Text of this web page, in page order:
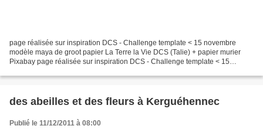
page réalisée sur inspiration DCS - Challenge template < 15 novembre
modèle maya de groot papier La Terre la Vie DCS (Talie) + papier murier
Pixabay page réalisée sur inspiration DCS - Challenge template < 15
des abeilles et des fleurs à Kerguéhennec
Publié le 11/12/2011 à 08:00